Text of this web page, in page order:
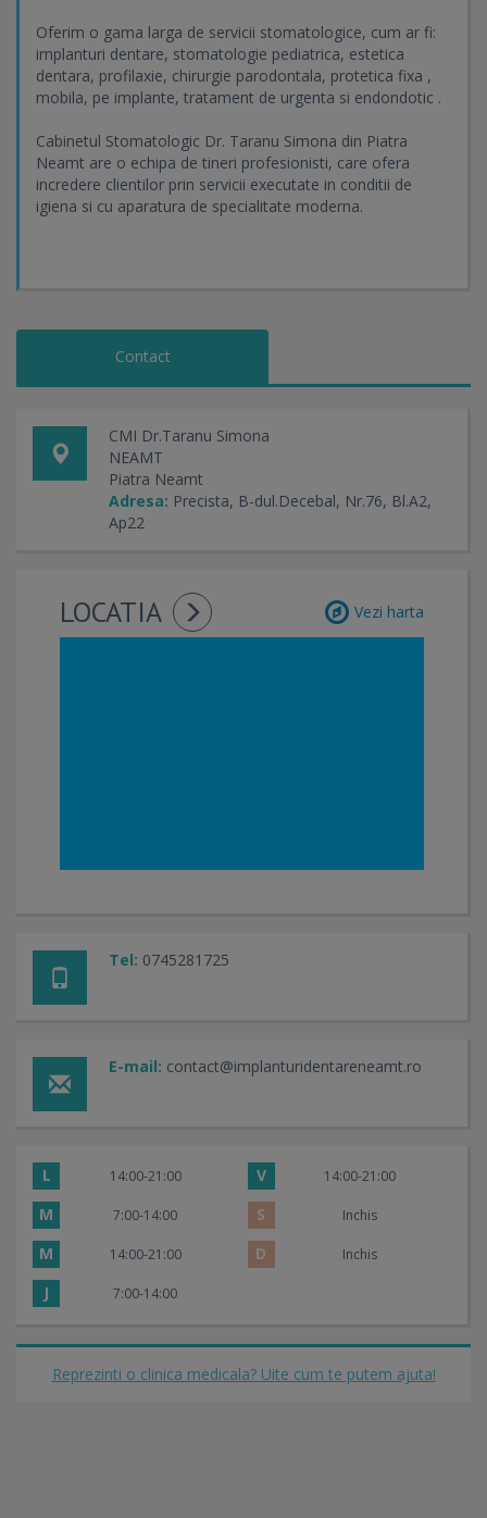
Oferim o gama larga de servicii stomatologice, cum ar fi:
implanturi dentare, stomatologie pediatrica, estetica
dentara, profilaxie, chirurgie parodontala, protetica fixa ,
mobila, pe implante, tratament de urgenta si endondotic .
Cabinetul Stomatologic Dr. Taranu Simona din Piatra
Neamt are o echipa de tineri profesionisti, care ofera
incredere clientilor prin servicii executate in conditii de
igiena si cu aparatura de specialitate moderna.
Contact
CMI Dr.Taranu Simona
NEAMT
Piatra Neamt
Adresa: Precista, B-dul.Decebal, Nr.76, Bl.A2,
Ap22
LOCATIA Vezi harta
Tel: 0745281725
E-mail: contact@implanturidentareneamt.ro
L 14:00-21:00 V 14:00-21:00
M 7:00-14:00 S Inchis
M 14:00-21:00 D Inchis
J 7:00-14:00
Reprezinti o clinica medicala? Uite cum te putem ajuta!